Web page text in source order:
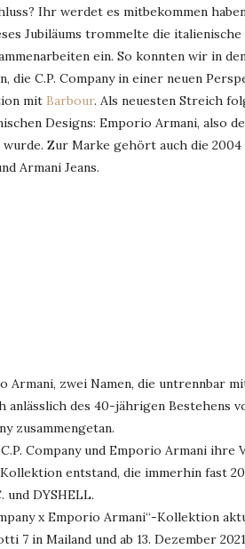
Ihr werdet es mitbekommen
Jubiläums trommelte die
ein. So konnten wir in
die C.P. Company in einer neuen
mit Barbour. Als neuesten Streich
Designs: Emporio Armani, also
Zur Marke gehört auch die
Armani Jeans.
Armani, zwei Namen, die untrennbar
anlässlich des 40-jährigen Bestehens
zusammengetan.
Company und Emporio Armani
entstand, die immerhin fast
und DYSHELL.
x Emporio Armani“-Kollektion
7 in Mailand und ab 13. Dezember